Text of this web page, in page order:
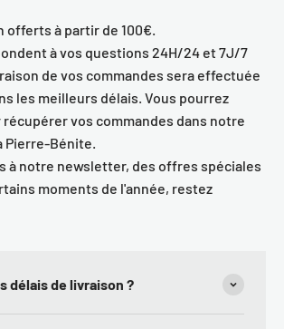
offerts à partir de 100€.
à vos questions 24H/24 et 7J/7
de vos commandes sera effectuée
les meilleurs délais. Vous pourrez
vos commandes dans notre
Pierre-Bénite.
à notre newsletter, des offres spéciales
moments de l'année, restez
délais de livraison ?